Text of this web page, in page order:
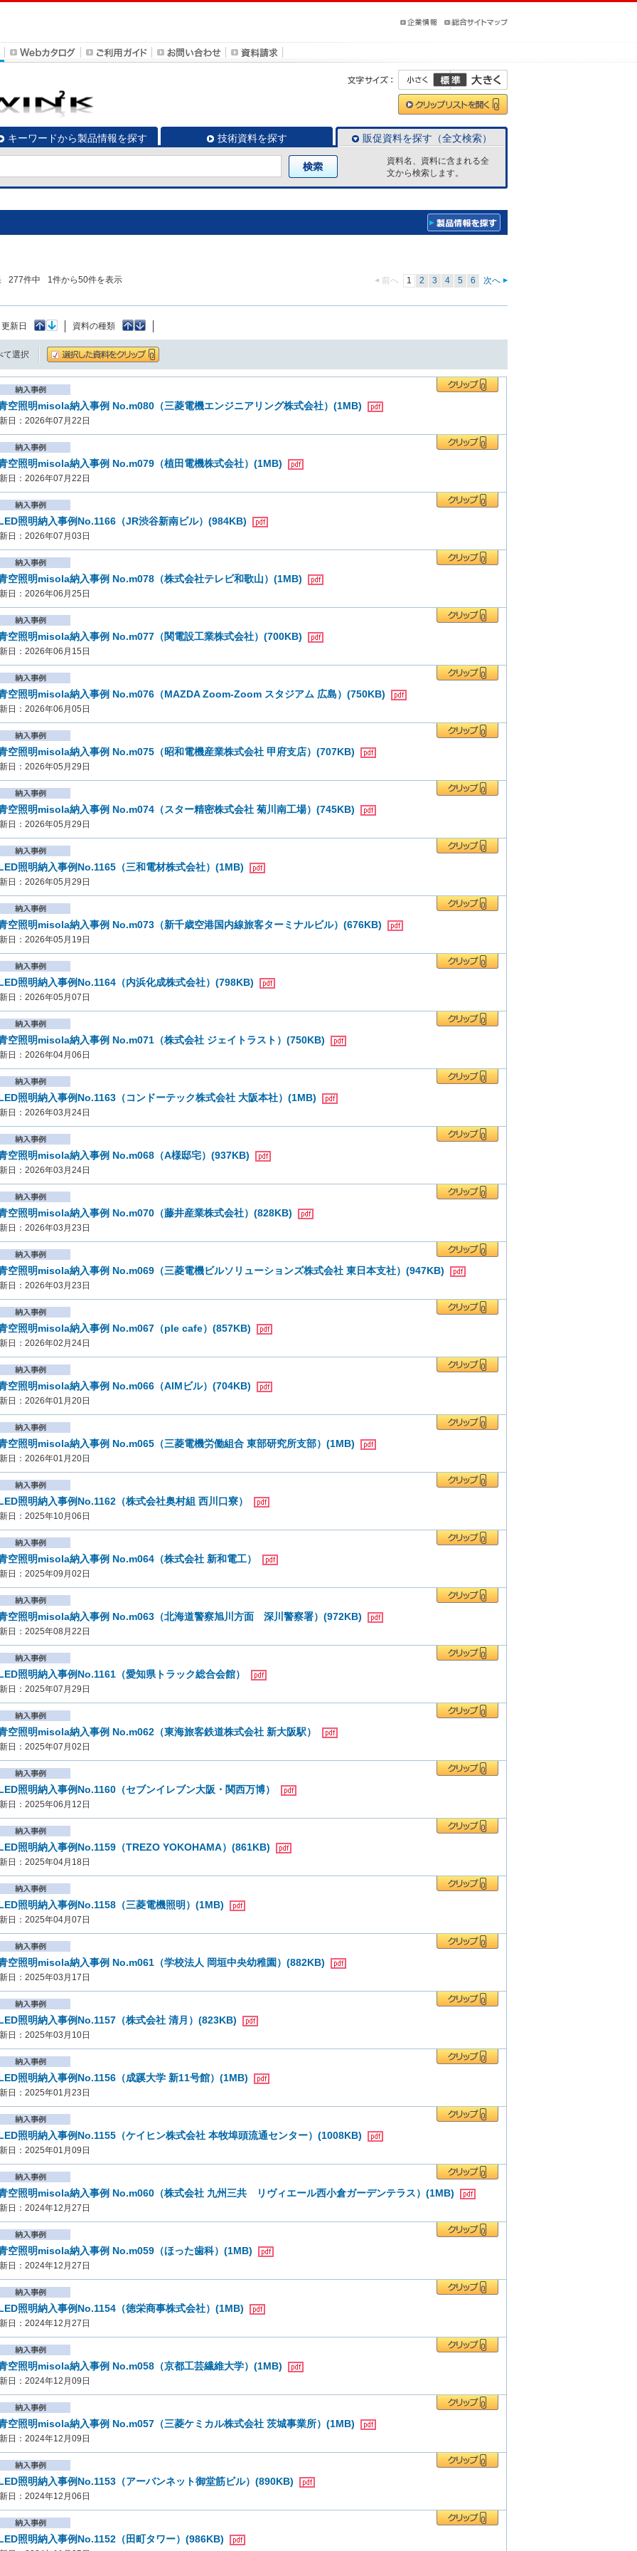
キーワードから製品情報を探す 技術資料を探す 販促資料を探す（全文検索）
資料名、資料に含まれる全
文から検索します。
277件中 1件から50件を表示 前へ 1 2 3 4 5 6 次へ
更新日 資料の種類
て選択
空照明misola納入事例 No.m080（三菱電機エンジニアリング株式会社）(1MB)
日：2026年07月22日
空照明misola納入事例 No.m079（植田電機株式会社）(1MB)
日：2026年07月22日
照明納入事例No.1166（JR渋谷新南ビル）(984KB)
日：2026年07月03日
空照明misola納入事例 No.m078（株式会社テレビ和歌山）(1MB)
日：2026年06月25日
空照明misola納入事例 No.m077（関電設工業株式会社）(700KB)
日：2026年06月15日
空照明misola納入事例 No.m076（MAZDA Zoom-Zoom スタジアム 広島）(750KB)
日：2026年06月05日
空照明misola納入事例 No.m075（昭和電機産業株式会社 甲府支店）(707KB)
日：2026年05月29日
空照明misola納入事例 No.m074（スター精密株式会社 菊川南工場）(745KB)
日：2026年05月29日
照明納入事例No.1165（三和電材株式会社）(1MB)
日：2026年05月29日
空照明misola納入事例 No.m073（新千歳空港国内線旅客ターミナルビル）(676KB)
日：2026年05月19日
照明納入事例No.1164（内浜化成株式会社）(798KB)
日：2026年05月07日
空照明misola納入事例 No.m071（株式会社 ジェイトラスト）(750KB)
日：2026年04月06日
照明納入事例No.1163（コンドーテック株式会社 大阪本社）(1MB)
日：2026年03月24日
空照明misola納入事例 No.m068（A様邸宅）(937KB)
日：2026年03月24日
空照明misola納入事例 No.m070（藤井産業株式会社）(828KB)
日：2026年03月23日
空照明misola納入事例 No.m069（三菱電機ビルソリューションズ株式会社 東日本支社）(947KB)
日：2026年03月23日
空照明misola納入事例 No.m067（ple cafe）(857KB)
日：2026年02月24日
空照明misola納入事例 No.m066（AIMビル）(704KB)
日：2026年01月20日
空照明misola納入事例 No.m065（三菱電機労働組合 東部研究所支部）(1MB)
日：2026年01月20日
照明納入事例No.1162（株式会社奥村組 西川口寮）
日：2025年10月06日
空照明misola納入事例 No.m064（株式会社 新和電工）
日：2025年09月02日
空照明misola納入事例 No.m063（北海道警察旭川方面 深川警察署）(972KB)
日：2025年08月22日
照明納入事例No.1161（愛知県トラック総合会館）
日：2025年07月29日
空照明misola納入事例 No.m062（東海旅客鉄道株式会社 新大阪駅）
日：2025年07月02日
照明納入事例No.1160（セブンイレブン大阪・関西万博）
日：2025年06月12日
照明納入事例No.1159（TREZO YOKOHAMA）(861KB)
日：2025年04月18日
照明納入事例No.1158（三菱電機照明）(1MB)
日：2025年04月07日
空照明misola納入事例 No.m061（学校法人 岡垣中央幼稚園）(882KB)
日：2025年03月17日
照明納入事例No.1157（株式会社 清月）(823KB)
日：2025年03月10日
照明納入事例No.1156（成蹊大学 新11号館）(1MB)
日：2025年01月23日
照明納入事例No.1155（ケイヒン株式会社 本牧埠頭流通センター）(1008KB)
日：2025年01月09日
空照明misola納入事例 No.m060（株式会社 九州三共 リヴィエール西小倉ガーデンテラス）(1MB)
日：2024年12月27日
空照明misola納入事例 No.m059（ほった歯科）(1MB)
日：2024年12月27日
照明納入事例No.1154（徳栄商事株式会社）(1MB)
日：2024年12月27日
空照明misola納入事例 No.m058（京都工芸繊維大学）(1MB)
日：2024年12月09日
空照明misola納入事例 No.m057（三菱ケミカル株式会社 茨城事業所）(1MB)
日：2024年12月09日
照明納入事例No.1153（アーバンネット御堂筋ビル）(890KB)
日：2024年12月06日
照明納入事例No.1152（田町タワー）(986KB)